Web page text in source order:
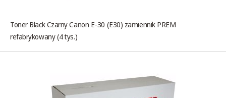
Toner Black Czarny Canon E-30 (E30) zamiennik PREM
refabrykowany (4 tys.)